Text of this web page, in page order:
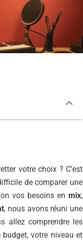
votre choix ? C’est
de comparer une
vos besoins en mix,
, nous avons réuni une
allez comprendre les
votre niveau et